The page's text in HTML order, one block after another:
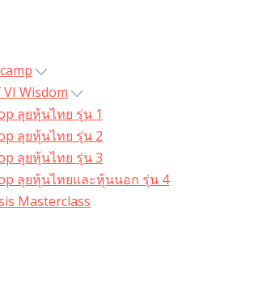
Wisdom
ลุยหุ้นไทย รุ่น 1
ลุยหุ้นไทย รุ่น 2
ลุยหุ้นไทย รุ่น 3
ลุยหุ้นไทยและหุ้นนอก รุ่น 4
Masterclass